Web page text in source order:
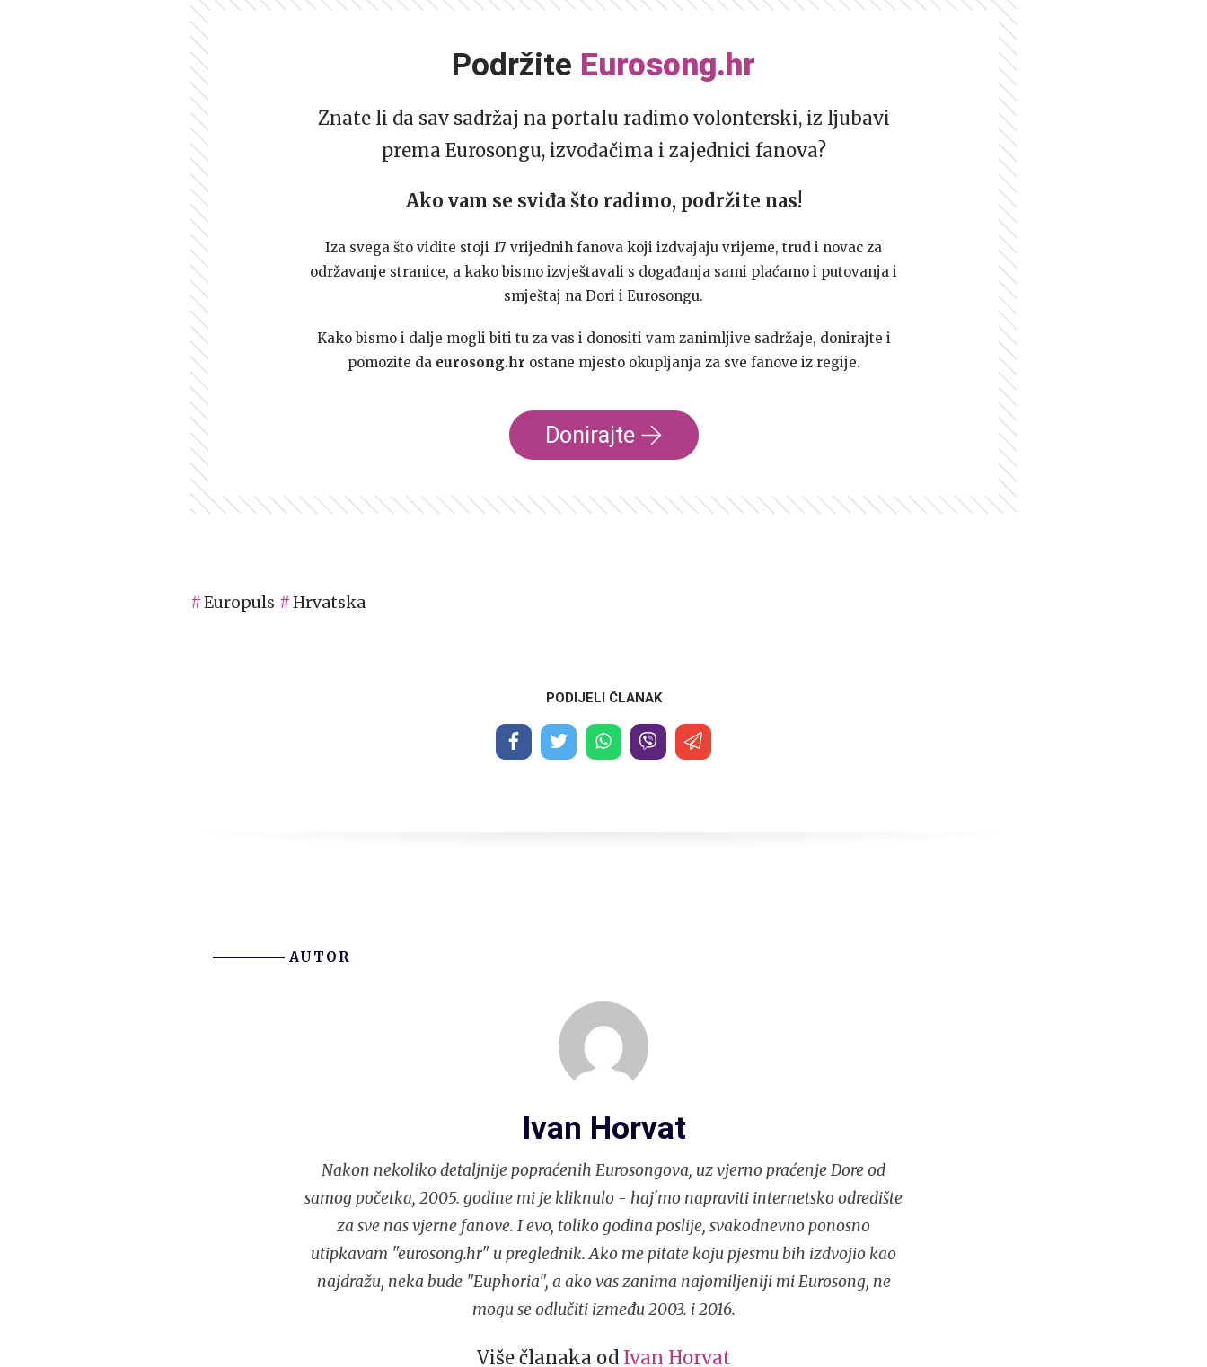
Podržite Eurosong.hr
Znate li da sav sadržaj na portalu radimo volonterski, iz ljubavi
prema Eurosongu, izvođačima i zajednici fanova?
Ako vam se sviđa što radimo, podržite nas!
Iza svega što vidite stoji 17 vrijednih fanova koji izdvajaju vrijeme, trud i novac za
održavanje stranice, a kako bismo izvještavali s događanja sami plaćamo i putovanja i
smještaj na Dori i Eurosongu.
Kako bismo i dalje mogli biti tu za vas i donositi vam zanimljive sadržaje, donirajte i
pomozite da eurosong.hr ostane mjesto okupljanja za sve fanove iz regije.
Donirajte
Europuls Hrvatska
PODIJELI ČLANAK
AUTOR
Ivan Horvat
Nakon nekoliko detaljnije popraćenih Eurosongova, uz vjerno praćenje Dore od
samog početka, 2005. godine mi je kliknulo - haj'mo napraviti internetsko odredište
za sve nas vjerne fanove. I evo, toliko godina poslije, svakodnevno ponosno
utipkavam "eurosong.hr" u preglednik. Ako me pitate koju pjesmu bih izdvojio kao
najdražu, neka bude "Euphoria", a ako vas zanima najomiljeniji mi Eurosong, ne
mogu se odlučiti između 2003. i 2016.
Više članaka od Ivan Horvat